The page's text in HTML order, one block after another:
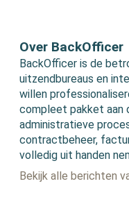
Over BackOfficer
BackOfficer is de
uitzendbureaus en
willen
compleet pakket aan
administratieve
contractbeheer,
volledig uit handen
Bekijk alle berichten